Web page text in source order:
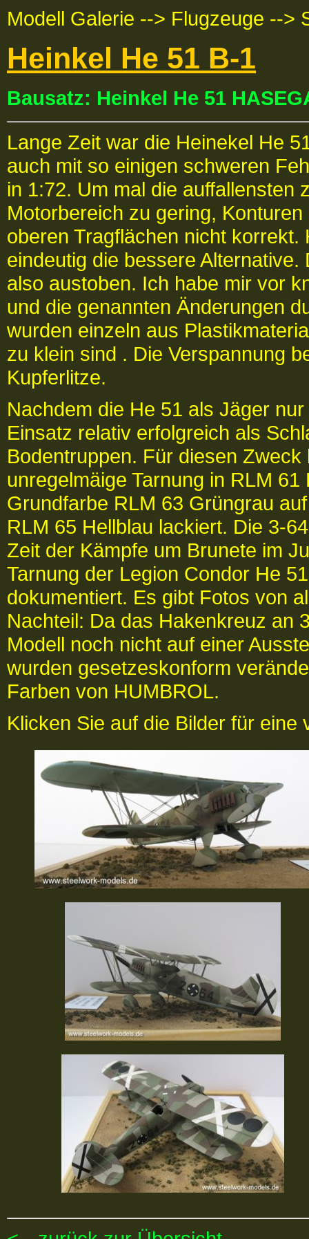
Modell Galerie --> Flugzeuge -->
Heinkel He 51 B-1
Bausatz: Heinkel He 51
Lange Zeit war die Heinekel He
auch mit so einigen schweren
in 1:72. Um mal die auffallensten
Motorbereich zu gering,
oberen Tragflächen nicht
eindeutig die bessere
also austoben. Ich habe mir vor
und die genannten Änderungen
wurden einzeln aus
zu klein sind . Die Verspannung
Kupferlitze.
Nachdem die He 51 als Jäger
Einsatz relativ erfolgreich als
Bodentruppen. Für diesen
unregelmäige Tarnung in RLM
Grundfarbe RLM 63 Grüngrau
RLM 65 Hellblau lackiert. Die 3-
Zeit der Kämpfe um Brunete im
Tarnung der Legion Condor He
dokumentiert. Es gibt Fotos von
Nachteil: Da das Hakenkreuz an
Modell noch nicht auf einer
wurden gesetzeskonform
Farben von HUMBROL.
Klicken Sie auf die Bilder für